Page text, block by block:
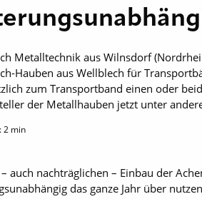
Metalltechnik aus Wilnsdorf
Hauben aus Wellblech für
zum Transportband einen oder
der Metallhauben jetzt unter
2 min
auch nachträglichen – Einbau der
das ganze Jahr über